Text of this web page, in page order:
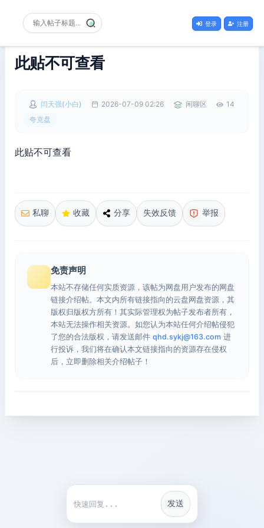
登录 注册
此贴不可查看
闫天强(小白) 2026-07-09 02:26 闲聊区
14
夸克盘
此贴不可查看
私聊 收藏 分享 失效反馈 举报
免责声明
本站不存储任何实质资源，该帖为网盘用户发布的网盘
链接介绍帖。本文内所有链接指向的云盘网盘资源，其
版权归版权方所有！其实际管理权为帖子发布者所有，
本站无法操作相关资源。如您认为本站任何介绍帖侵犯
了您的合法版权，请发送邮件 qhd.sykj@163.com 进
行投诉，我们将在确认本文链接指向的资源存在侵权
后，立即删除相关介绍帖子！
快捷回复
发送